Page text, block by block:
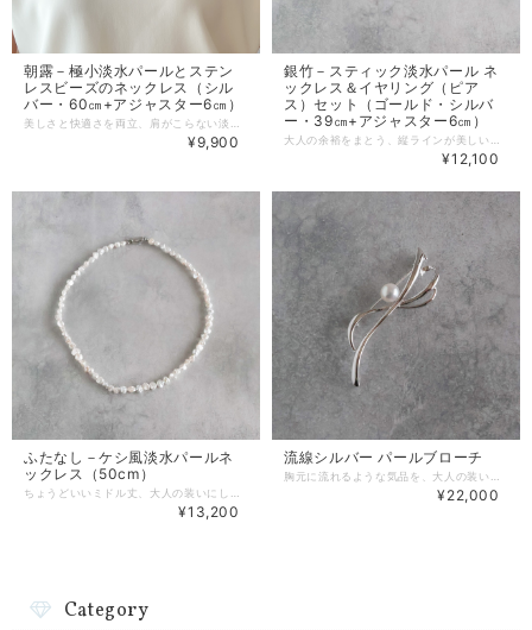
朝露－極小淡水パールとステン
レスビーズのネックレス（シル
バー・60㎝+アジャスター6㎝）
¥9,900
銀竹－スティック淡水パール ネ
ックレス＆イヤリング（ピア
ス）セット（ゴールド・シルバ
ー・39㎝+アジャスター6㎝）
¥12,100
ふたなし－ケシ風淡水パールネ
ックレス（50cm）
¥13,200
流線シルバー パールブローチ
¥22,000
Category